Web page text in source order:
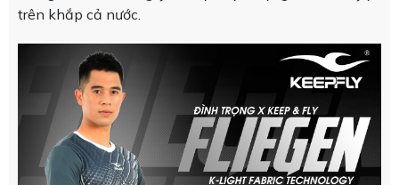
trên khắp cả nước.